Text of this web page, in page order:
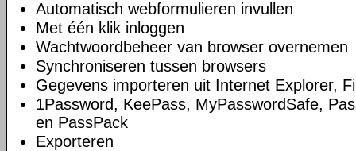
Automatisch webformulieren invullen
Met één klik inloggen
Wachtwoordbeheer van browser overnemen
Synchroniseren tussen browsers
Gegevens importeren uit Internet Explorer,
1Password, KeePass, MyPasswordSafe,
en PassPack
Exporteren